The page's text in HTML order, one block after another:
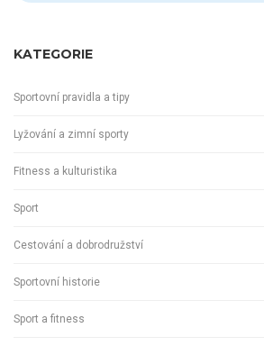
KATEGORIE
Sportovní pravidla a tipy
Lyžování a zimní sporty
Fitness a kulturistika
Sport
Cestování a dobrodružství
Sportovní historie
Sport a fitness